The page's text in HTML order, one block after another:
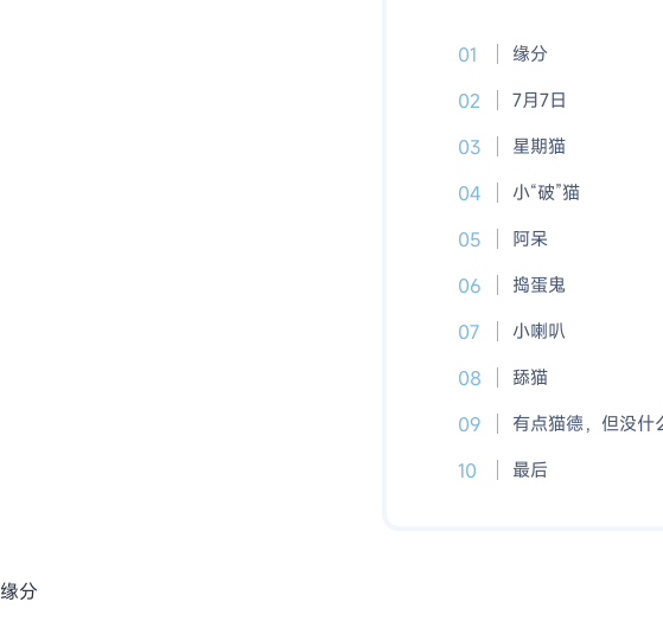
缘分
7月7日
星期猫
小“破”猫
阿呆
捣蛋鬼
小喇叭
舔猫
有点猫德，但没什
最后
缘分